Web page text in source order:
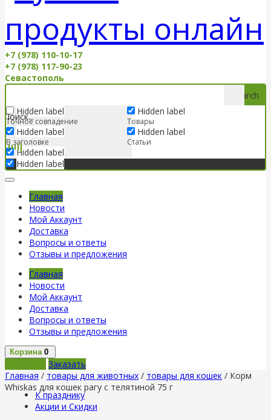
+7 (978) 110-10-17
+7 (978) 117-90-23
Севастополь
Search
Hidden label
Точное совпадение
Hidden label
В заголовке
Hidden label
Hidden label
Hidden label
Товары
Hidden label
Статьи
Главная
Новости
Мой Аккаунт
Доставка
Вопросы и ответы
Отзывы и предложения
Главная
Новости
Мой Аккаунт
Доставка
Вопросы и ответы
Отзывы и предложения
Корзина 0
Заказать
Главная / товары для животных / товары для кошек / Корм
Whiskas для кошек рагу с телятиной 75 г
К празднику
Акции и Скидки